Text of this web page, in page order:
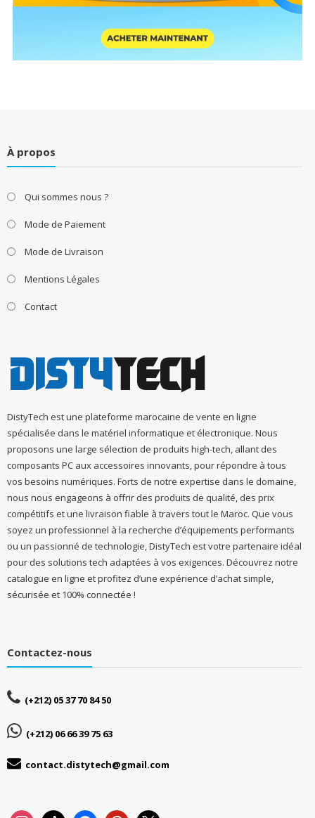
À propos
Qui sommes nous ?
Mode de Paiement
Mode de Livraison
Mentions Légales
Contact
DistyTech est une plateforme marocaine de vente en ligne
spécialisée dans le matériel informatique et électronique. Nous
proposons une large sélection de produits high-tech, allant des
composants PC aux accessoires innovants, pour répondre à tous
vos besoins numériques. Forts de notre expertise dans le domaine,
nous nous engageons à offrir des produits de qualité, des prix
compétitifs et une livraison fiable à travers tout le Maroc. Que vous
soyez un professionnel à la recherche d’équipements performants
ou un passionné de technologie, DistyTech est votre partenaire idéal
pour des solutions tech adaptées à vos exigences. Découvrez notre
catalogue en ligne et profitez d’une expérience d’achat simple,
sécurisée et 100% connectée !
Contactez-nous
(+212) 05 37 70 84 50
(+212) 06 66 39 75 63
contact.distytech@gmail.com